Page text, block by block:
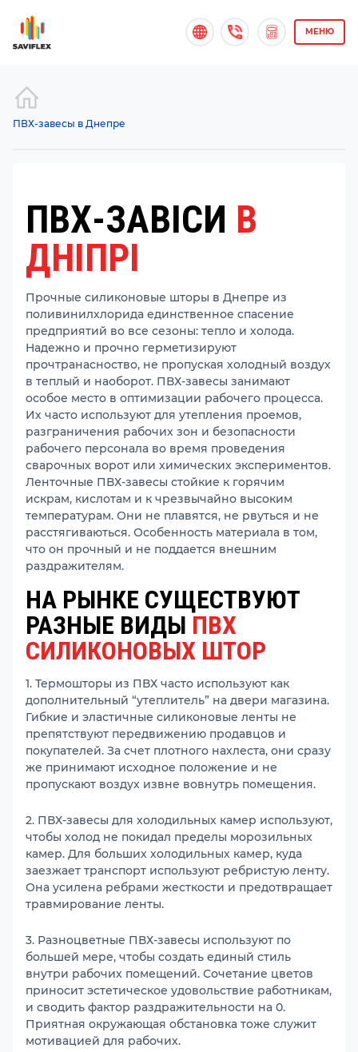
МЕНЮ
ПВХ-завесы в Днепре
ПВХ-ЗАВІСИ В
ДНІПРІ
Прочные силиконовые шторы в Днепре из
поливинилхлорида единственное спасение
предприятий во все сезоны: тепло и холода.
Надежно и прочно герметизируют
прочтранасноство, не пропуская холодный воздух
в теплый и наоборот. ПВХ-завесы занимают
особое место в оптимизации рабочего процесса.
Их часто используют для утепления проемов,
разграничения рабочих зон и безопасности
рабочего персонала во время проведения
сварочных ворот или химических экспериментов.
Ленточные ПВХ-завесы стойкие к горячим
искрам, кислотам и к чрезвычайно высоким
температурам. Они не плавятся, не рвуться и не
расстягиваються. Особенность материала в том,
что он прочный и не поддается внешним
раздражителям.
НА РЫНКЕ СУЩЕСТВУЮТ
РАЗНЫЕ ВИДЫ ПВХ
СИЛИКОНОВЫХ ШТОР
1. Термошторы из ПВХ часто используют как
дополнительный “утеплитель” на двери магазина.
Гибкие и эластичные силиконовые ленты не
препятствуют передвижению продавцов и
покупателей. За счет плотного нахлеста, они сразу
же принимают исходное положение и не
пропускают воздух извне вовнутрь помещения.
2. ПВХ-завесы для холодильных камер используют,
чтобы холод не покидал пределы морозильных
камер. Для больших холодильных камер, куда
заезжает транспорт используют ребристую ленту.
Она усилена ребрами жесткости и предотвращает
травмирование ленты.
3. Разноцветные ПВХ-завесы используют по
большей мере, чтобы создать единый стиль
внутри рабочих помещений. Сочетание цветов
приносит эстетическое удовольствие работникам,
и сводить фактор раздражительности на 0.
Приятная окружающая обстановка тоже служит
мотивацией для рабочих.